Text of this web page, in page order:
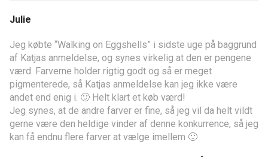
Julie
Jeg købte “Walking on Eggshells” i sidste uge på baggrund
af Katjas anmeldelse, og synes virkelig at den er pengene
værd. Farverne holder rigtig godt og så er meget
pigmenterede, så Katjas anmeldelse kan jeg ikke være
andet end enig i. 🙂 Helt klart et køb værd!
Jeg synes, at de andre farver er fine, så jeg vil da helt vildt
gerne være den heldige vinder af denne konkurrence, så jeg
kan få endnu flere farver at vælge imellem 🙂